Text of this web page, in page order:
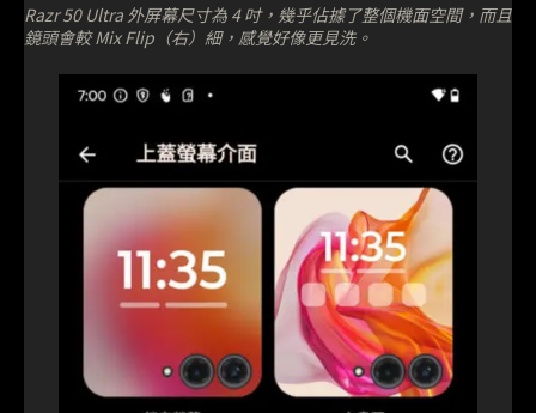
Razr 50 Ultra 外屏幕尺寸為 4 吋，幾乎佔據了整個機面空間，而且
鏡頭會較 Mix Flip（右）細，感覺好像更見洗。